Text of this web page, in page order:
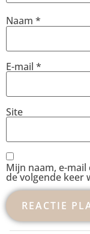
Naam *
E-mail *
Site
Mijn naam, e-
de volgende keer